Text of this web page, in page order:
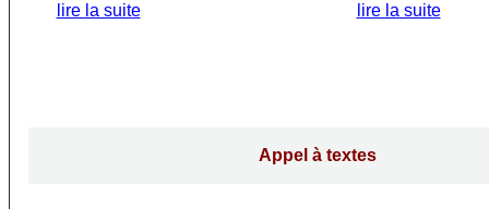
lire la suite lire la suite
Appel à textes